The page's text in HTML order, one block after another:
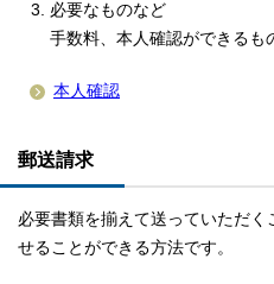
必要なものなど
手数料、本人確認ができるも
本人確認
郵送請求
必要書類を揃えて送っていただ
せることができる方法です。